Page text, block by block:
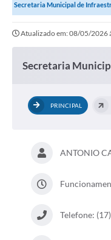
Secretaria Municipal de
Atualizado em: 08/05/2026
Secretaria
PRINCIPAL
ANTONIO
Telefone: